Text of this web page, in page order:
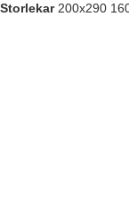
Storlekar200x290